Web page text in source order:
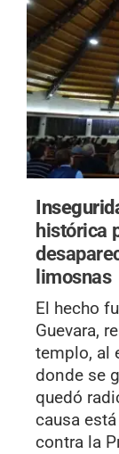
histórica
limosnas
El hecho
Guevara,
templo, al
donde se
quedó
causa
contra la